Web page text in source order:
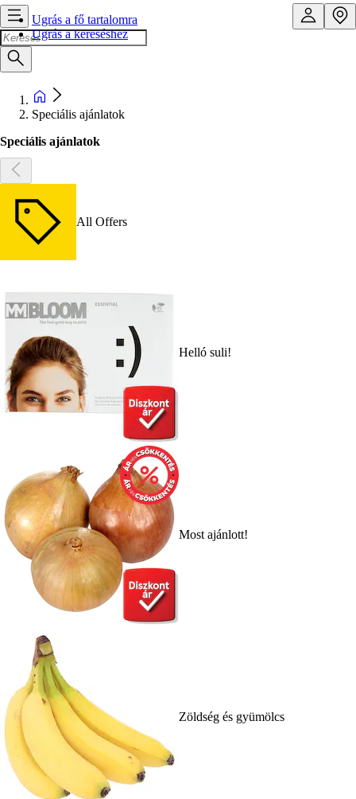
Ugrás a fő tartalomra
Ugrás a kereséshez
Speciális ajánlatok
Speciális ajánlatok
All Offers
Helló suli!
Most ajánlott!
Zöldség és gyümölcs